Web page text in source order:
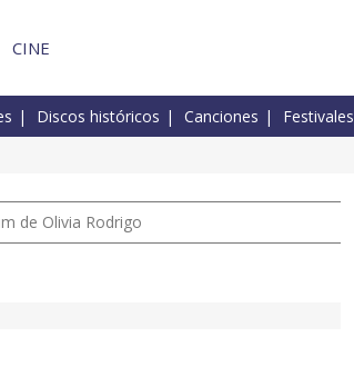
CINE
Discos históricos Canciones Festivales
de Olivia Rodrigo